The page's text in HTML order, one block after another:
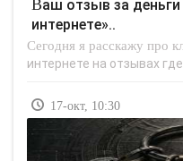
Ваш отзыв за деньги - «Заработок в
интернете»..
Сегодня я расскажу про
интернете на отзывах
17-окт, 10:30